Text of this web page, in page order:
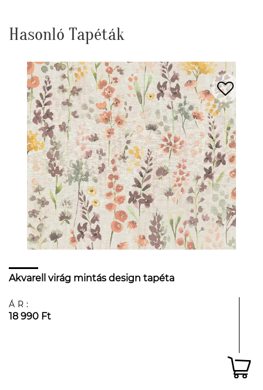
Hasonló Tapéták
Akvarell virág mintás design tapéta
ÁR:
18 990 Ft